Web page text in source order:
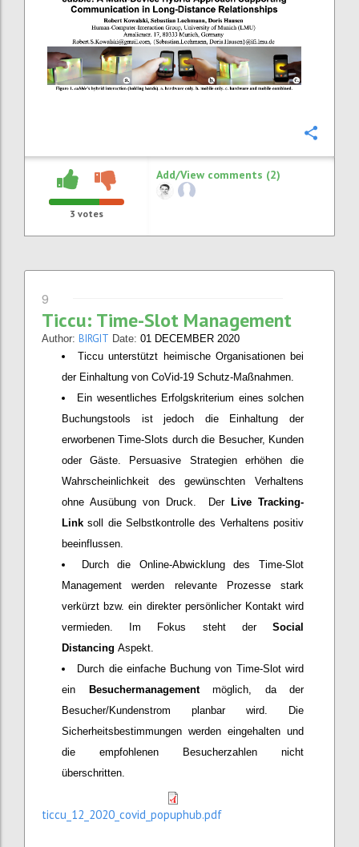
3 votes
Add/View comments (2)
9
Ticcu: Time-Slot Management
Author: BIRGIT Date: 01 DECEMBER 2020
Ticcu unterstützt heimische Organisationen bei
der Einhaltung von CoVid-19 Schutz-Maßnahmen.
Ein wesentliches Erfolgskriterium eines solchen
Buchungstools ist jedoch die Einhaltung der
erworbenen Time-Slots durch die Besucher, Kunden
oder Gäste. Persuasive Strategien erhöhen die
Wahrscheinlichkeit des gewünschten Verhaltens
ohne Ausübung von Druck. Der Live Tracking-
Link soll die Selbstkontrolle des Verhaltens positiv
beeinflussen.
Durch die Online-Abwicklung des Time-Slot
Management werden relevante Prozesse stark
verkürzt bzw. ein direkter persönlicher Kontakt wird
vermieden. Im Fokus steht der Social
Distancing Aspekt.
Durch die einfache Buchung von Time-Slot wird
ein
Besuchermanagement möglich, da der
Besucher/Kundenstrom planbar wird. Die
Sicherheitsbestimmungen werden eingehalten und
die empfohlenen Besucherzahlen nicht
überschritten.
ticcu_12_2020_covid_popuphub.pdf